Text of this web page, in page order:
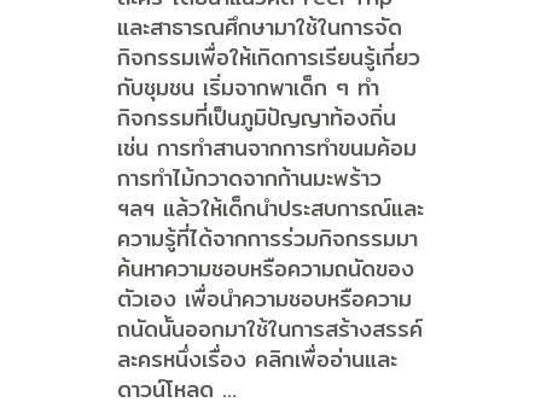
และสาธารณศึกษามาใช้ในการจัด
กิจกรรมเพื่อให้เกิดการเรียนรู้เกี่ยว
กับชุมชน เริ่มจากพาเด็ก ๆ ทำ
กิจกรรมที่เป็นภูมิปัญญาท้องถิ่น
เช่น การทำสานจากการทำขนมค้อม
การทำไม้กวาดจากก้านมะพร้าว
ฯลฯ แล้วให้เด็กนำประสบการณ์และ
ความรู้ที่ได้จากการร่วมกิจกรรมมา
ค้นหาความชอบหรือความถนัดของ
ตัวเอง เพื่อนำความชอบหรือความ
ถนัดนั้นออกมาใช้ในการสร้างสรรค์
ละครหนึ่งเรื่อง คลิกเพื่ออ่านและ
ดาวน์โหลด ...